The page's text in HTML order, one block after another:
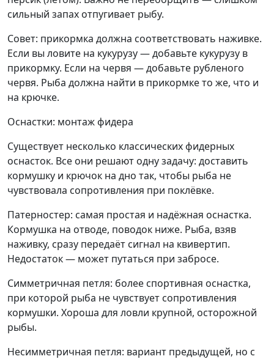
сильный запах отпугивает рыбу.
Совет: прикормка должна соответствовать наживке.
Если вы ловите на кукурузу — добавьте кукурузу в
прикормку. Если на червя — добавьте рубленого
червя. Рыба должна найти в прикормке то же, что и
на крючке.
Оснастки: монтаж фидера
Существует несколько классических фидерных
оснасток. Все они решают одну задачу: доставить
кормушку и крючок на дно так, чтобы рыба не
чувствовала сопротивления при поклёвке.
Патерностер: самая простая и надёжная оснастка.
Кормушка на отводе, поводок ниже. Рыба, взяв
наживку, сразу передаёт сигнал на квивертип.
Недостаток — может путаться при забросе.
Симметричная петля: более спортивная оснастка,
при которой рыба не чувствует сопротивления
кормушки. Хороша для ловли крупной, осторожной
рыбы.
Несимметричная петля: вариант предыдущей, но с